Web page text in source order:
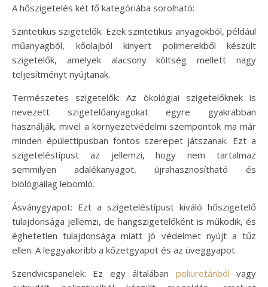
A hőszigetelés két fő kategóriába sorolható:
Szintetikus szigetelők: Ezek szintetikus anyagokból, például
műanyagból, kőolajból kinyert polimerekből készült
szigetelők, amelyek alacsony költség mellett nagy
teljesítményt nyújtanak.
Természetes szigetelők: Az ökológiai szigetelőknek is
nevezett szigetelőanyagokat egyre gyakrabban
használják, mivel a környezetvédelmi szempontok ma már
minden épülettípusban fontos szerepet játszanak. Ezt a
szigeteléstípust az jellemzi, hogy nem tartalmaz
semmilyen adalékanyagot, újrahasznosítható és
biológiailag lebomló.
Ásványgyapot: Ezt a szigeteléstípust kiváló hőszigetelő
tulajdonsága jellemzi, de hangszigetelőként is működik, és
éghetetlen tulajdonsága miatt jó védelmet nyújt a tűz
ellen. A leggyakoribb a kőzetgyapot és az üveggyapot.
Szendvicspanelek: Ez egy általában poliuretánból vagy